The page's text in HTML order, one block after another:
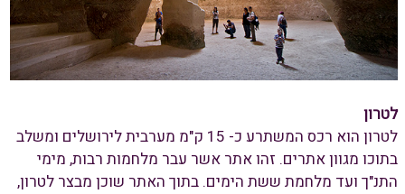
לטרון
לטרון הוא רכס המשתרע כ- 15 ק"מ מערבית לירושלים ומשלב
בתוכו מגוון אתרים. זהו אתר אשר עבר מלחמות רבות, מימי
התנ"ך ועד מלחמת ששת הימים. בתוך האתר שוכן מבצר לטרון,